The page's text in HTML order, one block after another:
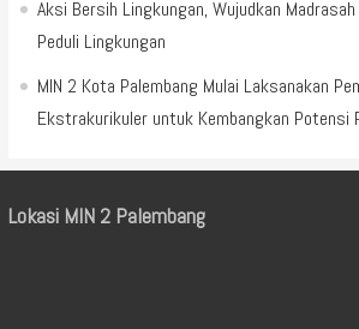
Aksi Bersih Lingkungan, Wujudkan
Peduli Lingkungan
MIN 2 Kota Palembang Mulai Laksanakan
Ekstrakurikuler untuk Kembangkan Potensi
Lokasi MIN 2 Palembang